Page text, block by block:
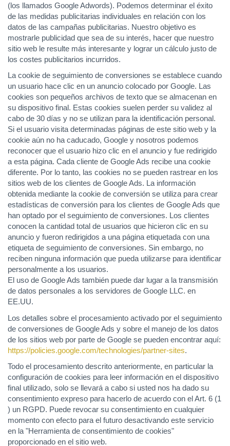
(los llamados Google Adwords). Podemos determinar el éxito
de las medidas publicitarias individuales en relación con los
datos de las campañas publicitarias. Nuestro objetivo es
mostrarle publicidad que sea de su interés, hacer que nuestro
sitio web le resulte más interesante y lograr un cálculo justo de
los costes publicitarios incurridos.
La cookie de seguimiento de conversiones se establece cuando
un usuario hace clic en un anuncio colocado por Google. Las
cookies son pequeños archivos de texto que se almacenan en
su dispositivo final. Estas cookies suelen perder su validez al
cabo de 30 días y no se utilizan para la identificación personal.
Si el usuario visita determinadas páginas de este sitio web y la
cookie aún no ha caducado, Google y nosotros podemos
reconocer que el usuario hizo clic en el anuncio y fue redirigido
a esta página. Cada cliente de Google Ads recibe una cookie
diferente. Por lo tanto, las cookies no se pueden rastrear en los
sitios web de los clientes de Google Ads. La información
obtenida mediante la cookie de conversión se utiliza para crear
estadísticas de conversión para los clientes de Google Ads que
han optado por el seguimiento de conversiones. Los clientes
conocen la cantidad total de usuarios que hicieron clic en su
anuncio y fueron redirigidos a una página etiquetada con una
etiqueta de seguimiento de conversiones. Sin embargo, no
reciben ninguna información que pueda utilizarse para identificar
personalmente a los usuarios.
El uso de Google Ads también puede dar lugar a la transmisión
de datos personales a los servidores de Google LLC. en
EE.UU.
Los detalles sobre el procesamiento activado por el seguimiento
de conversiones de Google Ads y sobre el manejo de los datos
de los sitios web por parte de Google se pueden encontrar aquí:
https://policies.google.com/technologies/partner-sites.
Todo el procesamiento descrito anteriormente, en particular la
configuración de cookies para leer información en el dispositivo
final utilizado, solo se llevará a cabo si usted nos ha dado su
consentimiento expreso para hacerlo de acuerdo con el Art. 6 (1
) un RGPD. Puede revocar su consentimiento en cualquier
momento con efecto para el futuro desactivando este servicio
en la "Herramienta de consentimiento de cookies"
proporcionado en el sitio web.